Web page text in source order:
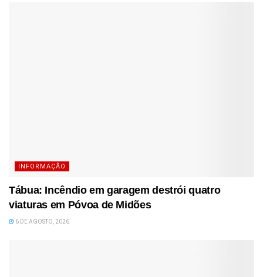
INFORMAÇÃO
Tábua: Incêndio em garagem destrói quatro
viaturas em Póvoa de Midões
6 DE AGOSTO, 2026